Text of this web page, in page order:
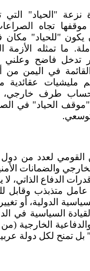
"الحياد" التي
موقفها تجاه
يكون "للحياد"
ما تمثله الأزمة
تدخل فاضح وعلني
في اليمن من
مليشيات
لحساب طرف خارجي،
"موقف الحياد" في
القومي لعدد من دول
والضمانات
الدفاع الذاتي، لا
عامل متذبذب وقابل
الدولية، أو
السياسية في
الخارجية
بل تمنح لكل دولة